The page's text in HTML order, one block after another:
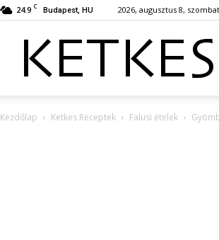
24.9 C Budapest, HU 2026, augusztus 8, szombat
Kezdőlap Ketkes Receptek Falusi ételek